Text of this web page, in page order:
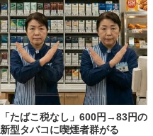
「たばこ税なし」600円→83円の
新型タバコに喫煙者群がる